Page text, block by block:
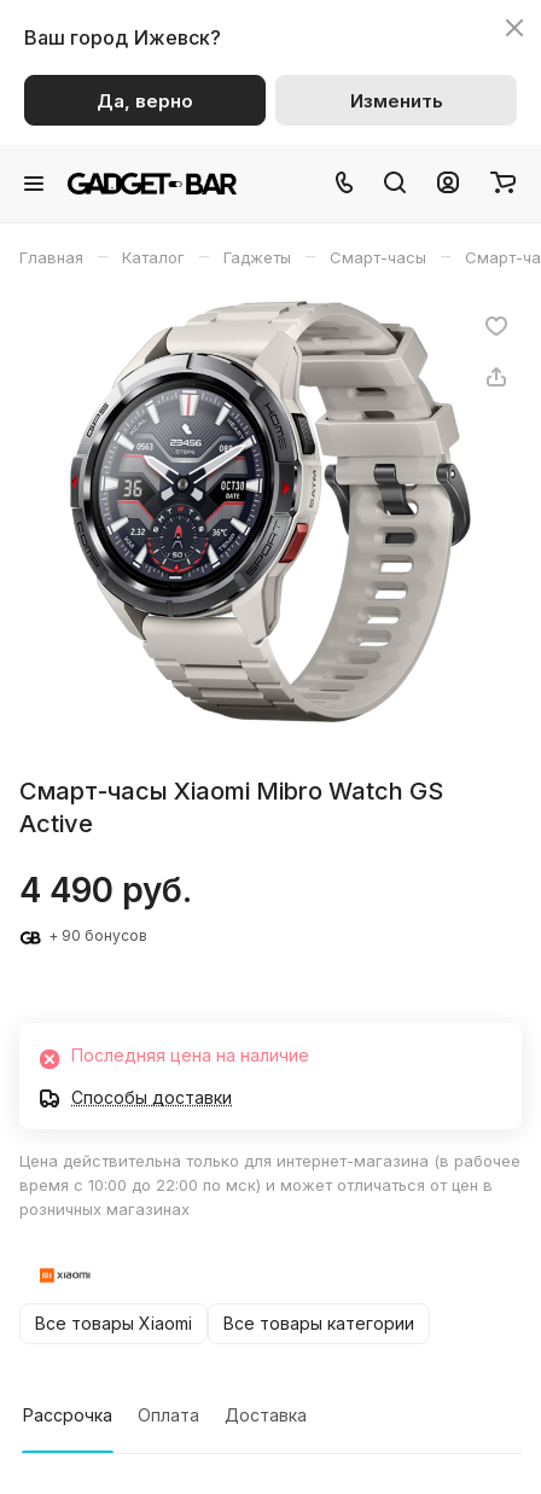
Ваш город Ижевск?
Да, верно Изменить
Главная – Каталог – Гаджеты – Смарт-часы – Смарт-
Смарт-часы Xiaomi Mibro Watch GS
Active
4 490 руб.
+ 90 бонусов
Последняя цена на наличие
Способы доставки
Цена действительна только для интернет-магазина (в рабочее
время с 10:00 до 22:00 по мск) и может отличаться от цен в
розничных магазинах
Все товары Xiaomi Все товары категории
Рассрочка Оплата Доставка